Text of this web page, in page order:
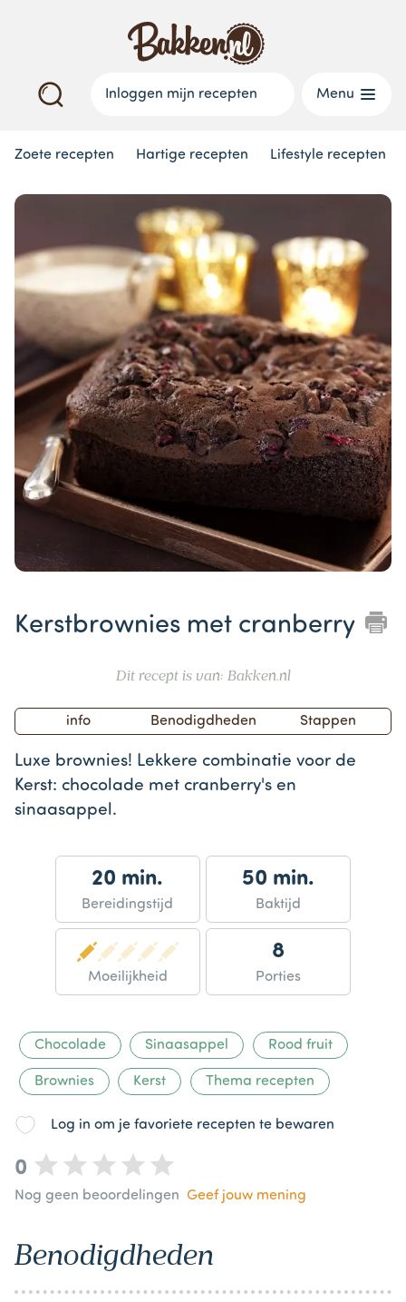
Inloggen mijn recepten Menu
Zoete recepten Hartige recepten Lifestyle recepten
Kerstbrownies met cranberry
Dit recept is van: Bakken.nl
of
info Benodigdheden Stappen
Luxe brownies! Lekkere combinatie voor de
Kerst: chocolade met cranberry's en
sinaasappel.
20 min.
Bereidingstijd
50 min.
Baktijd
Moeilijkheid
8
Porties
Chocolade Sinaasappel Rood fruit
Brownies Kerst Thema recepten
Log in om je favoriete recepten te bewaren
0
Nog geen beoordelingen Geef jouw mening
Benodigdheden